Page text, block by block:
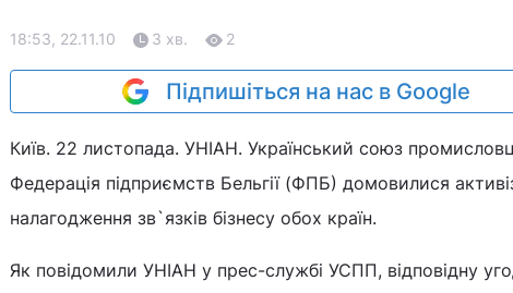
18:53, 22.11.10 3 хв. 2
Підпишіться на нас в Google
Київ. 22 листопада. УНІАН. Український союз
Федерація підприємств Бельгії (ФПБ) домовилися
налагодження зв`язків бізнесу обох країн.
Як повідомили УНІАН у прес-службі УСПП, відповідну